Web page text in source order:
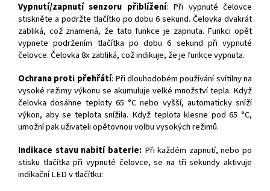
Vypnutí/zapnutí senzoru přiblížení: Při vypnuté čelovce
stiskněte a podržte tlačítko po dobu 6 sekund. Čelovka dvakrát
zabliká, což znamená, že tato funkce je zapnuta. Funkci opět
vypnete podržením tlačítka po dobu 6 sekund při vypnuté
čelovce. Čelovka 8x zabliká, což indikuje, že je funkce vypnuta.
Ochrana proti přehřátí: Při dlouhodobém používání svítilny na
vysoké režimy výkonu se akumuluje velké množství tepla. Když
čelovka dosáhne teploty 65 °C nebo vyšší, automaticky sníží
výkon, aby se teplota snížila. Když teplota klesne pod 65 °C,
umožní pak uživateli opětovnou volbu vysokých režimů.
Indikace stavu nabití baterie:Při každém zapnutí, nebo po
stisku tlačítka při vypnuté čelovce, se na tři sekundy aktivuje
indikační LED v tlačítku: